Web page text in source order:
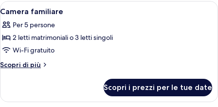
Apri
tutte
le
foto
per
Camera
Camera d'albergo con due letti, un
14
Camera familiare
Per 5 persone
2 letti matrimoniali o 3 letti singoli
Wi-Fi gratuito
Scopri di più
Altri
familiare
Scopri i prezzi per le tue date